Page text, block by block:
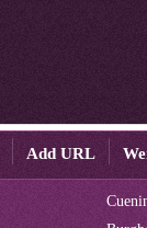
Add URL